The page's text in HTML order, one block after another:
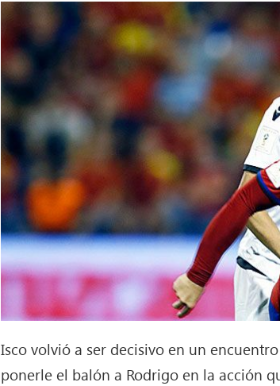
Isco volvió a ser decisivo en un
ponerle el balón a Rodrigo en la acción